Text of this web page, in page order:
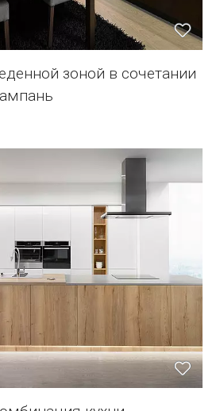
зоной в сочетании